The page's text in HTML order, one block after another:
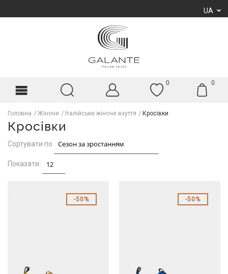
UA
0 0
Головна Жіноче Італійське жіноче взуття Кросівки
Кросівки
Сортувати по
Показати:
50% 50%